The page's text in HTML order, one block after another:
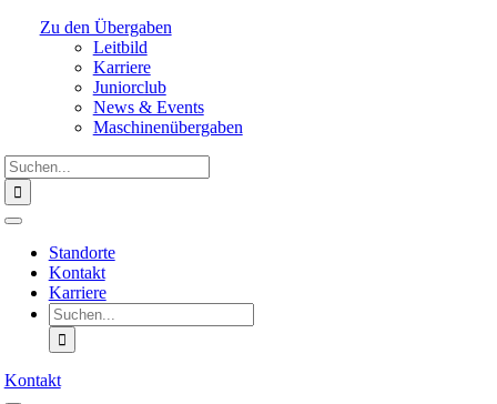
Zu den Übergaben
Leitbild
Karriere
Juniorclub
News & Events
Maschinenübergaben
Suche
nach:
Toggle
NavigationStandorte
Kontakt
Karriere
Suche
nach:
Kontakt